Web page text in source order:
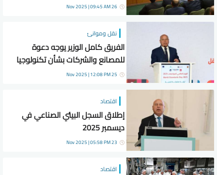
26 Nov 2025 | 09:45 AM
نقل وموانئ
الفريق كامل الوزير يوجه دعوة
للمصانع والشركات بشأن تكنولوجيا
الصناعات الخضراء
25 Nov 2025 | 12:08 PM
اقتصاد
إطلاق السجل البيئي الصناعي في
ديسمبر 2025
23 Nov 2025 | 05:58 PM
اقتصاد